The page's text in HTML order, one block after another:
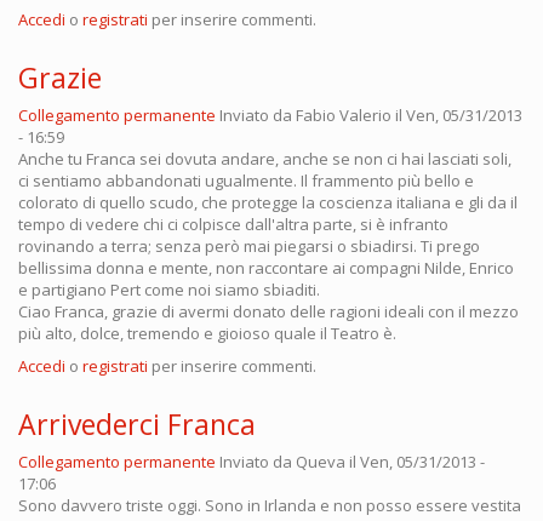
Accedi o registrati per inserire commenti.
Grazie
Collegamento permanente Inviato da Fabio Valerio il Ven, 05/31/2013
- 16:59
Anche tu Franca sei dovuta andare, anche se non ci hai lasciati soli,
ci sentiamo abbandonati ugualmente. Il frammento più bello e
colorato di quello scudo, che protegge la coscienza italiana e gli da il
tempo di vedere chi ci colpisce dall'altra parte, si è infranto
rovinando a terra; senza però mai piegarsi o sbiadirsi. Ti prego
bellissima donna e mente, non raccontare ai compagni Nilde, Enrico
e partigiano Pert come noi siamo sbiaditi.
Ciao Franca, grazie di avermi donato delle ragioni ideali con il mezzo
più alto, dolce, tremendo e gioioso quale il Teatro è.
Accedi o registrati per inserire commenti.
Arrivederci Franca
Collegamento permanente Inviato da Queva il Ven, 05/31/2013 -
17:06
Sono davvero triste oggi. Sono in Irlanda e non posso essere vestita